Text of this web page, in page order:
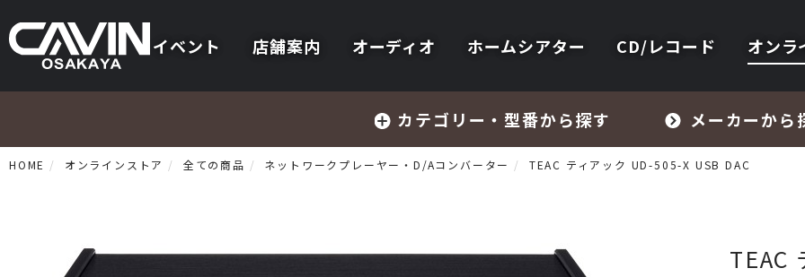
イベント 店舗案内 オーディオ ホームシアター CD/レコード オンラ
カテゴリー・型番から探す メーカーから
HOME オンラインストア 全ての商品 ネットワークプレーヤー・D/Aコンバーター TEAC ティアック UD-505-X USB DAC
TEAC